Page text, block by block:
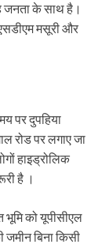
का शुभारंभ
मंदिर में विशेष पूजा-
जनता के साथ है।
मसूरी और
पर दुपहिया
रोड पर लगाए जा
हाइड्रोलिक
है ।
भूमि को यूपीसीएल
जमीन बिना किसी